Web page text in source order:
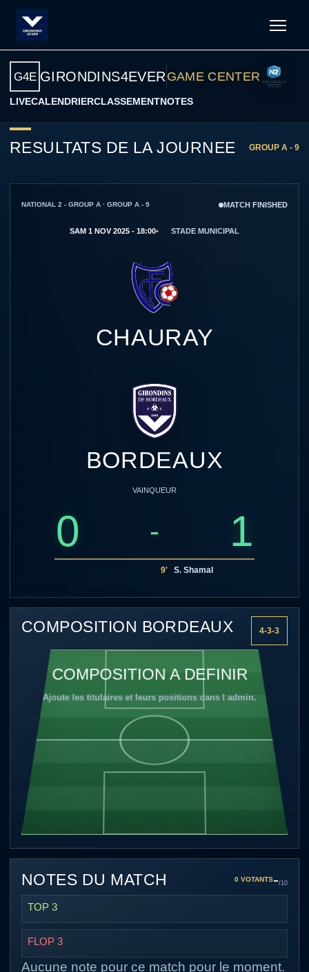
G4E GIRONDINS4EVER GAME CENTER
LIVECALENDRIERCLASSEMENTNOTES
RESULTATS DE LA JOURNEE GROUP A - 9
NATIONAL 2 - GROUP A · GROUP A - 9 MATCH FINISHED
SAM 1 NOV 2025 - 18:00 STADE MUNICIPAL
CHAURAY
0 - 1
9' S. Shamal
BORDEAUX
VAINQUEUR
COMPOSITION BORDEAUX 4-3-3
COMPOSITION A DEFINIR
Ajoute les titulaires et leurs positions dans l admin.
NOTES DU MATCH 0 VOTANTS-/10
TOP 3
FLOP 3
Aucune note pour ce match pour le moment.